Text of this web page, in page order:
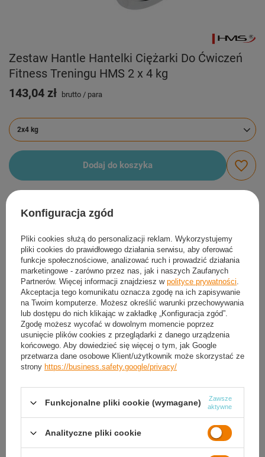
Zestaw Hantle Hantelki Ciężarki Do Ćwiczeń
Fitness Treningu HMS 2 x 4 kg
2x4 kg
143,04 zł brutto / para
Dodaj do koszyka
Produkt dostępny Zamów do14:00 to wyślemy dzisiaj
Darmowa i szybka dostawaod50,00 zł
30dni na łatwy zwrot
Sprawdź, w którym sklepie obejrzysz i kupisz od ręki
Bezpieczne zakupy
OPIS
GWARANCJA
OPINIE (0)
Konfiguracja zgód
Pliki cookies służą do personalizacji reklam. Wykorzystujemy
pliki cookies do prawidłowego działania serwisu, aby oferować
funkcje społecznościowe, analizować ruch i prowadzić działania
marketingowe - zarówno przez nas, jak i naszych Zaufanych
Partnerów. Więcej informacji znajdziesz w polityce prywatności
Akceptacja tego komunikatu oznacza zgodę na ich zapisywanie
na Twoim komputerze. Możesz określić warunki przechowywania
lub dostępu do nich klikając w zakładkę „Konfiguracja zgód”.
Zgodę możesz wycofać w dowolnym momencie poprzez
usunięcie plików cookies z przeglądarki z danego urządzenia
końcowego. Aby dowiedzieć się więcej o tym, jak Google
przetwarza dane osobowe Klient/użytkownik może skorzystać ze
strony https://business.safety.google/privacy/
Funkcjonalne pliki cookie (wymagane)
Zawsze
aktywne
Analityczne pliki cookie